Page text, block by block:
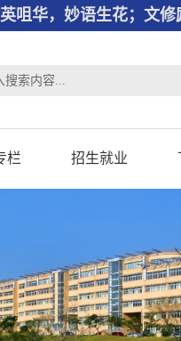
咀华，妙语生花；文
栏 招生就业